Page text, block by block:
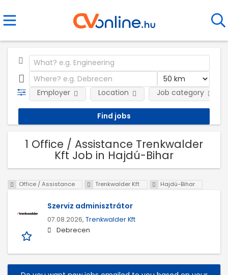
Employer Location Job category
1 Office / Assistance Trenkwalder
Kft Job in Hajdú-Bihar
Office / Assistance Trenkwalder Kft Hajdú-Bihar
Szerviz adminisztrátor
07.08.2026, Trenkwalder Kft
Debrecen